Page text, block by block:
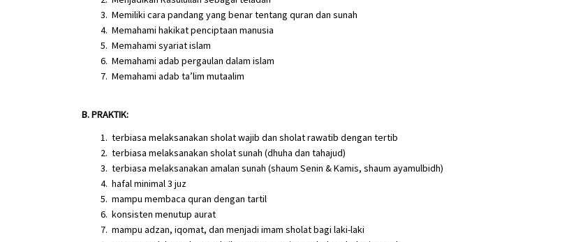
Memiliki cara pandang yang benar tentang quran dan sunah
Memahami hakikat penciptaan manusia
Memahami syariat islam
Memahami adab pergaulan dalam islam
Memahami adab ta’lim mutaalim
B. PRAKTIK:
terbiasa melaksanakan sholat wajib dan sholat rawatib dengan tertib
terbiasa melaksanakan sholat sunah (dhuha dan tahajud)
terbiasa melaksanakan amalan sunah (shaum Senin & Kamis, shaum ayamulbidh)
hafal minimal 3 juz
mampu membaca quran dengan tartil
konsisten menutup aurat
mampu adzan, iqomat, dan menjadi imam sholat bagi laki-laki